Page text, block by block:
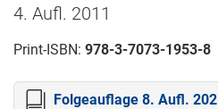
4. Aufl. 2011
Print-ISBN: 978-3-7073-1953-8
Folgeauflage 8. Aufl.